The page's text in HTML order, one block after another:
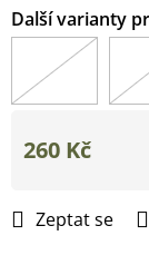
Zeptat se
260 Kč